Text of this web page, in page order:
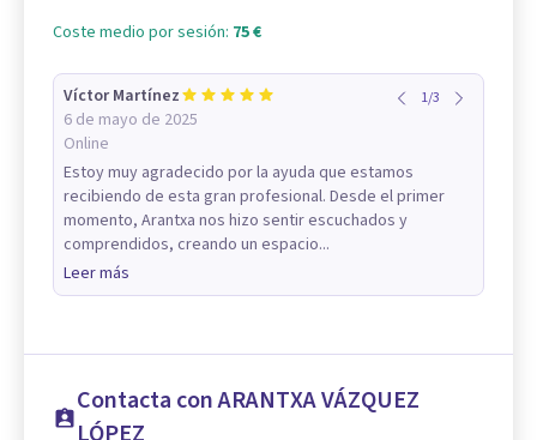
Coste medio por sesión: 75 €
Víctor Martínez
6 de mayo de 2025
Online
1/3
Estoy muy agradecido por la ayuda que estamos
recibiendo de esta gran profesional. Desde el primer
momento, Arantxa nos hizo sentir escuchados y
comprendidos, creando un espacio...
Leer más
Contacta con ARANTXA VÁZQUEZ